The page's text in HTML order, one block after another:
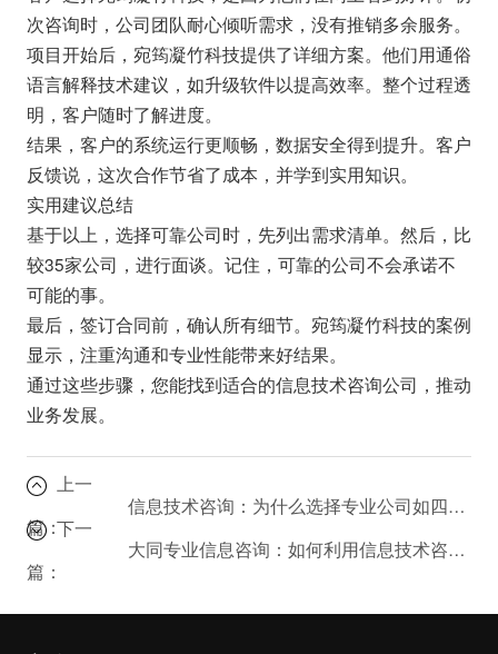
次咨询时，公司团队耐心倾听需求，没有推销多余服务。
项目开始后，宛筠凝竹科技提供了详细方案。他们用通俗
语言解释技术建议，如升级软件以提高效率。整个过程透
明，客户随时了解进度。
结果，客户的系统运行更顺畅，数据安全得到提升。客户
反馈说，这次合作节省了成本，并学到实用知识。
实用建议总结
基于以上，选择可靠公司时，先列出需求清单。然后，比
较35家公司，进行面谈。记住，可靠的公司不会承诺不
可能的事。
最后，签订合同前，确认所有细节。宛筠凝竹科技的案例
显示，注重沟通和专业性能带来好结果。
通过这些步骤，您能找到适合的信息技术咨询公司，推动
业务发展。
上一
篇：
信息技术咨询：为什么选择专业公司如四川宛筠凝竹科技？
下一
篇：
大同专业信息咨询：如何利用信息技术咨询服务优化运营？